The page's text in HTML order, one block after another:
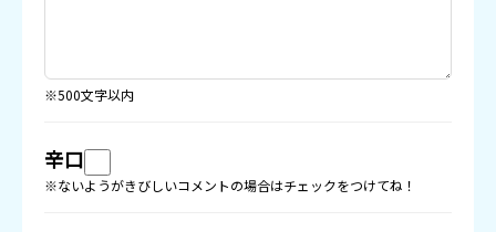
※500文字以内
辛口
※ないようがきびしいコメントの場合はチェックをつけてね！